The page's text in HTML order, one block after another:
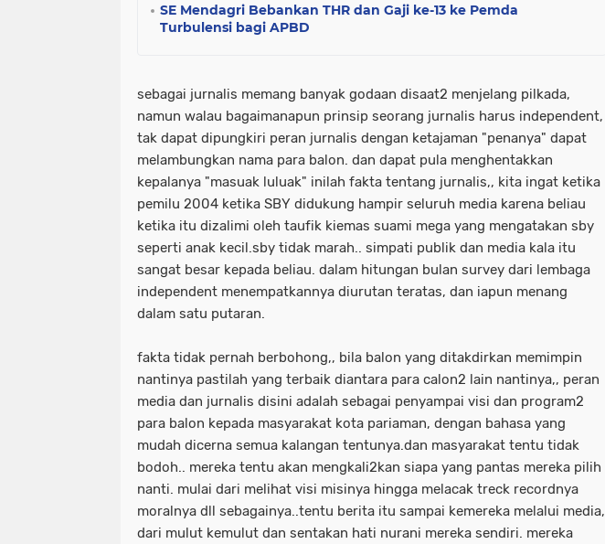
SE Mendagri Bebankan THR dan Gaji ke-13 ke Pemda
Turbulensi bagi APBD
sebagai jurnalis memang banyak godaan disaat2 menjelang pilkada,
namun walau bagaimanapun prinsip seorang jurnalis harus independent,
tak dapat dipungkiri peran jurnalis dengan ketajaman "penanya" dapat
melambungkan nama para balon. dan dapat pula menghentakkan
kepalanya "masuak luluak" inilah fakta tentang jurnalis,, kita ingat ketika
pemilu 2004 ketika SBY didukung hampir seluruh media karena beliau
ketika itu dizalimi oleh taufik kiemas suami mega yang mengatakan sby
seperti anak kecil.sby tidak marah.. simpati publik dan media kala itu
sangat besar kepada beliau. dalam hitungan bulan survey dari lembaga
independent menempatkannya diurutan teratas, dan iapun menang
dalam satu putaran.
fakta tidak pernah berbohong,, bila balon yang ditakdirkan memimpin
nantinya pastilah yang terbaik diantara para calon2 lain nantinya,, peran
media dan jurnalis disini adalah sebagai penyampai visi dan program2
para balon kepada masyarakat kota pariaman, dengan bahasa yang
mudah dicerna semua kalangan tentunya.dan masyarakat tentu tidak
bodoh.. mereka tentu akan mengkali2kan siapa yang pantas mereka pilih
nanti. mulai dari melihat visi misinya hingga melacak treck recordnya
moralnya dll sebagainya..tentu berita itu sampai kemereka melalui media,
dari mulut kemulut dan sentakan hati nurani mereka sendiri. mereka